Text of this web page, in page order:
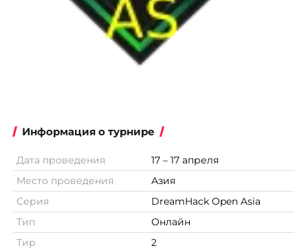
Информация о турнире
Дата проведения
17 – 17 апреля
Место проведения
Азия
Серия
DreamHack Open Asia
Тип
Онлайн
Тир
2